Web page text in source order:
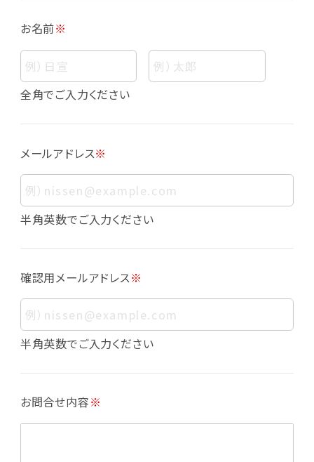
個人情報
個人情報とは、お客様個人に関する情報であっ
て、当該情報を構成する氏名、住所、電話番号、
す。また、その情報のみでは識別できない場合で
も、他の情報と容易に照合することで、結果的に
お客様個人を識別できるものも個人情報に含ま
れます。
個人情報の利用目的について
下の通りであり、これらの目的達成の範囲を超
えてお客様の個人情報を利用することはありま
せん。
・会員登録者の個人認証
・会員ポイントプログラムの運営
・メールマガジンの配信
・本サービスに関する規約等の変更の通知
お名前※
全角でご入力ください
メールアドレス※
半角英数でご入力ください
確認用メールアドレス※
半角英数でご入力ください
お問合せ内容※